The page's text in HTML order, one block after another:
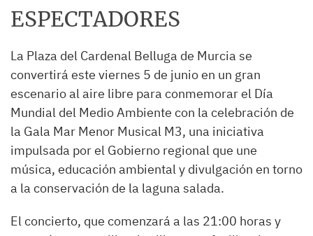
ESPECTADORES
La Plaza del Cardenal Belluga de Murcia se
convertirá este viernes 5 de junio en un gran
escenario al aire libre para conmemorar el Día
Mundial del Medio Ambiente con la celebración de
la Gala Mar Menor Musical M3, una iniciativa
impulsada por el Gobierno regional que une
música, educación ambiental y divulgación en torno
a la conservación de la laguna salada.
El concierto, que comenzará a las 21:00 horas y